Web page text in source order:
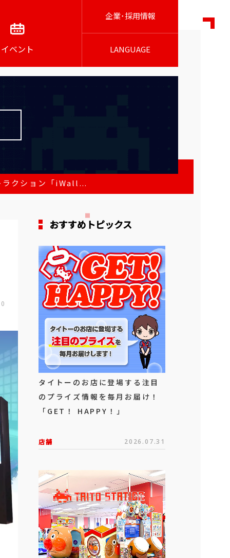
イベント
企業･採用情報
LANGUAGE
ラクション「iWall...
おすすめトピックス
タイトーのお店に登場する注目
のプライズ情報を毎月お届け！
「GET！ HAPPY！」
店舗 2026.07.31